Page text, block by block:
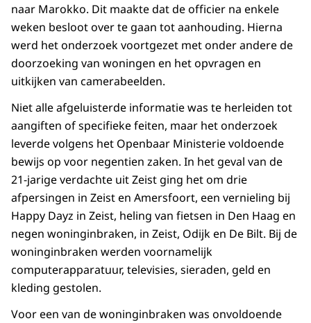
naar Marokko. Dit maakte dat de officier na enkele
weken besloot over te gaan tot aanhouding. Hierna
werd het onderzoek voortgezet met onder andere de
doorzoeking van woningen en het opvragen en
uitkijken van camerabeelden.
Niet alle afgeluisterde informatie was te herleiden tot
aangiften of specifieke feiten, maar het onderzoek
leverde volgens het Openbaar Ministerie voldoende
bewijs op voor negentien zaken. In het geval van de
21-jarige verdachte uit Zeist ging het om drie
afpersingen in Zeist en Amersfoort, een vernieling bij
Happy Dayz in Zeist, heling van fietsen in Den Haag en
negen woninginbraken, in Zeist, Odijk en De Bilt. Bij de
woninginbraken werden voornamelijk
computerapparatuur, televisies, sieraden, geld en
kleding gestolen.
Voor een van de woninginbraken was onvoldoende